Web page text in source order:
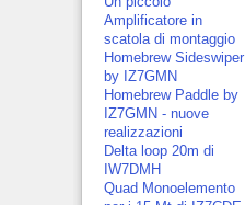
Amplificatore in
scatola di montaggio
Homebrew Sideswiper
by IZ7GMN
Homebrew Paddle by
IZ7GMN - nuove
realizzazioni
Delta loop 20m di
IW7DMH
Quad Monoelemento